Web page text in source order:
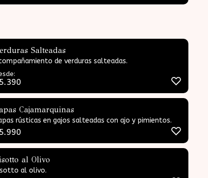
Salteadas
de verduras salteadas.
5.390
Cajamarquinas
rústicas en gajos salteadas con ajo y pimientos.
5.990
al Olivo
al olivo.